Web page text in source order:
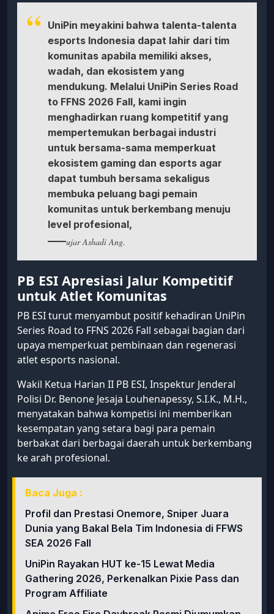
UniPin meyakini bahwa talenta-talenta
esports Indonesia dapat lahir dari tim
komunitas apabila memiliki akses,
wadah, dan ekosistem yang
mendukung. Melalui UniPin Series Road
to FFNS 2026 Fall, kami ingin
menghadirkan ruang kompetitif yang
mempertemukan berbagai industri
untuk bersama-sama memperkuat
ekosistem gaming dan esports agar
dapat tumbuh bersama sekaligus
membuka peluang bagi pemain
komunitas untuk berkembang menuju
level profesional,
ujar Ashadi Ang.
PB ESI Apresiasi Jalur Kompetitif
untuk Atlet Komunitas
PB ESI turut menyambut positif kehadiran UniPin
Series Road to FFNS 2026 Fall sebagai bagian dari
upaya memperkuat pembinaan dan regenerasi
atlet esports nasional.
Wakil Ketua Harian II PB ESI, Inspektur Jenderal
Polisi Dr. Benone Jesaja Louhenapessy, S.I.K., M.H.,
menyatakan bahwa kompetisi ini memberikan
kesempatan yang setara bagi para pemain
berbakat dari berbagai daerah untuk berkembang
ke arah profesional.
Baca Juga :
Profil dan Prestasi Onemore, Sniper Juara
Dunia yang Bakal Bela Tim Indonesia di FFWS
SEA 2026 Fall
UniPin Rayakan HUT ke-15 Lewat Media
Gathering 2026, Perkenalkan Pixie Pass dan
Program Affiliate